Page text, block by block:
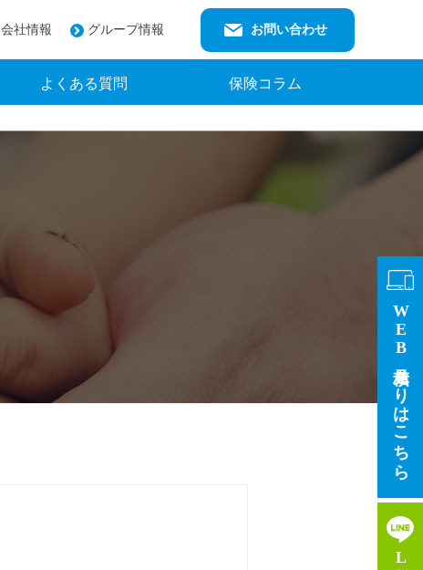
会社情報 グループ情報 お問い合わせ
よくある質問 保険コラム
WEB見積もりはこちら